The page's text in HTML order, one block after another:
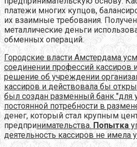
платежи многих купцов,
их взаимные требования.
металлические деньги
обменных операций.
Городские власти Амстердама
соединении профессий кассиров
решение об учреждении
кассиров и действовала бы
был создан разменный банк "для
постоянной потребности в
денег, который стал крупным
предпринимательства. Попытка
деятельность кассиров не имела